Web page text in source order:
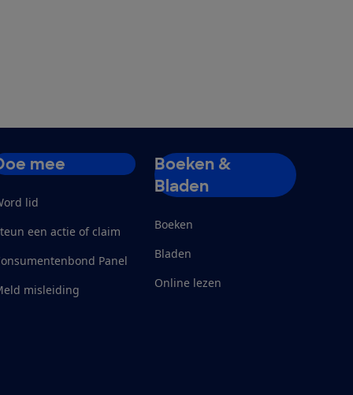
mee
lid
een actie of claim
Panel
misleiding
Boeken &
Bladen
Boeken
Bladen
Online lezen